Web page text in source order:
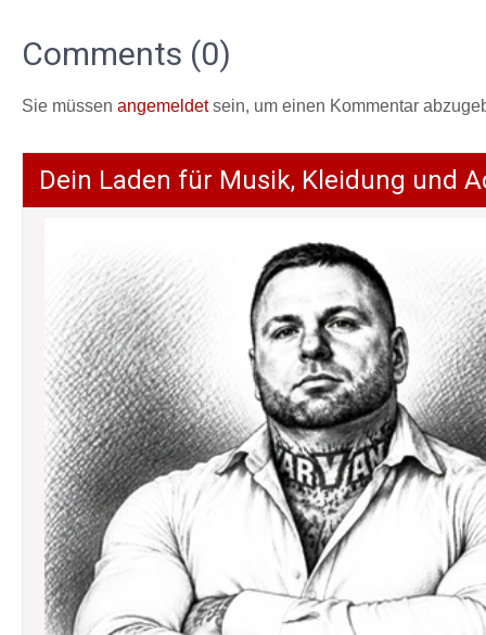
Comments (0)
Sie müssen angemeldetsein, um einen Kommentar
Dein Laden für Musik, Kleidung und